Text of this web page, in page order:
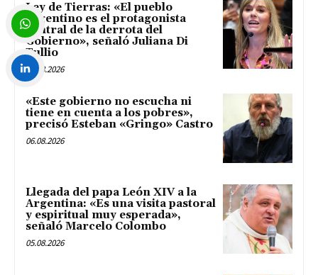
Ley de Tierras: «El pueblo
argentino es el protagonista
central de la derrota del
Gobierno», señaló Juliana Di
Tullio
06.08.2026
«Este gobierno no escucha ni
tiene en cuenta a los pobres»,
precisó Esteban «Gringo» Castro
06.08.2026
Llegada del papa León XIV a la
Argentina: «Es una visita pastoral
y espiritual muy esperada»,
señaló Marcelo Colombo
05.08.2026
Twitter
WhatsApp
LinkedIn